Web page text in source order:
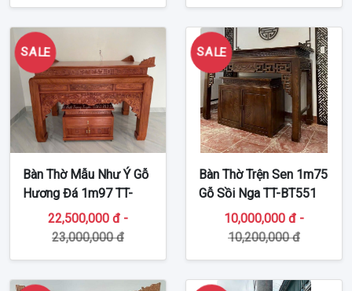
SALE
Bàn Thờ Mẫu Như Ý Gỗ
Hương Đá 1m97 TT-
BT55122,500,000 đ -
23,000,000 đ
SALE
Bàn Thờ Trện Sen 1m75
Gỗ Sồi Nga TT-BT551
10,000,000 đ -
10,200,000 đ